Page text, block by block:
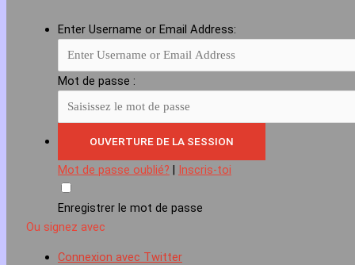
Enter Username or Email Address:
Mot de passe :
Mot de passe oublié? | Inscris-toi
Enregistrer le mot de passe
Ou signez avec
Connexion avec Twitter